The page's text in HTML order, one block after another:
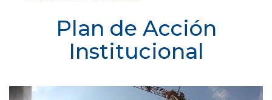
Plan de Acción
Institucional